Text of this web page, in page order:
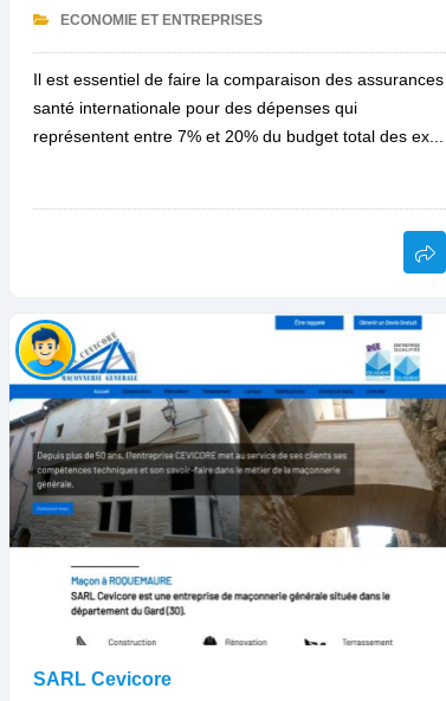
ECONOMIE ET ENTREPRISES
Il est essentiel de faire la comparaison des assurances
santé internationale pour des dépenses qui
représentent entre 7% et 20% du budget total des ex...
SARL Cevicore